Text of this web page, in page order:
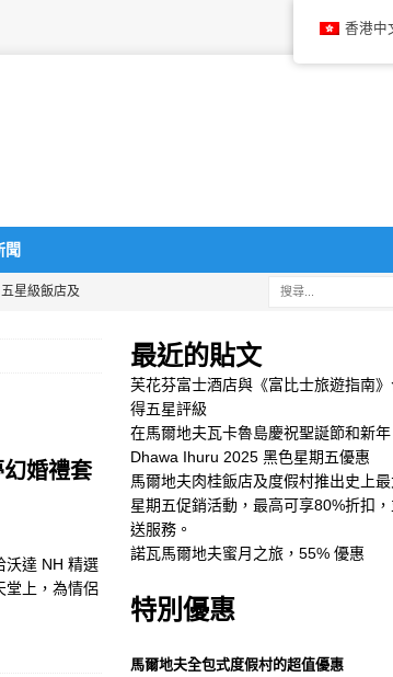
聞
五星級飯店及
婚禮套
沃達 NH 精選
堂上，為情侶
最近的貼文
芙花芬富士酒店與《富比士旅遊指南
得五星評級
在馬爾地夫瓦卡魯島慶祝聖誕節和新年
Dhawa Ihuru 2025 黑色星期五優惠
馬爾地夫肉桂飯店及度假村推出史上
星期五促銷活動，最高可享80%折扣
送服務。
諾瓦馬爾地夫蜜月之旅，55% 優惠
特別優惠
馬爾地夫全包式度假村的超值優惠
香港中